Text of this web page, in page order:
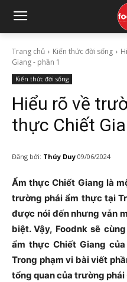
Trang chủ Kiến thức đời sống
Giang - phần 1
Kiến thức đời sống
Hiểu rõ về
thực Chiết
Đăng bởi: Thúy Duy 09/06/2024
Ẩm thực Chiết Giang là
trường phái ẩm thực tại
được nói đến nhưng vẫn
biệt. Vậy, Foodnk sẽ
ẩm thực Chiết Giang
Trong phạm vi bài viết
tổng quan của trường phái